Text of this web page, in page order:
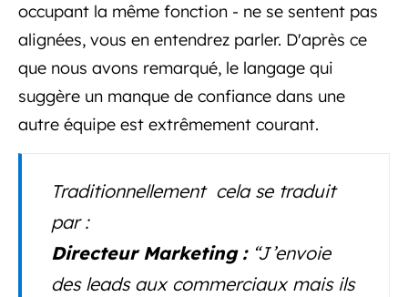
occupant la même fonction - ne se sentent pas
alignées, vous en entendrez parler. D'après ce
que nous avons remarqué, le langage qui
suggère un manque de confiance dans une
autre équipe est extrêmement courant.
Traditionnellement cela se traduit
par :
Directeur Marketing :“J’envoie
des leads aux commerciaux mais ils